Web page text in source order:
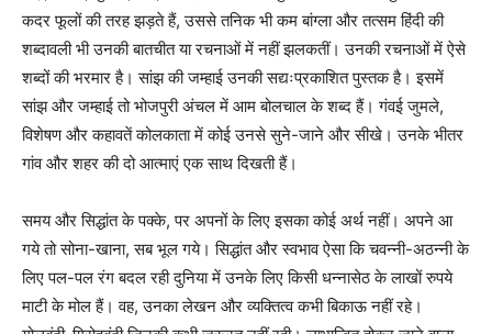
कदर फूलों की तरह झड़ते हैं, उससे तनिक भी कम बांग्ला और तत्सम हिंदी की
शब्दावली भी उनकी बातचीत या रचनाओं में नहीं झलकतीं। उनकी रचनाओं में ऐसे
शब्दों की भरमार है। सांझ की जम्हाई उनकी सद्यःप्रकाशित पुस्तक है। इसमें
सांझ और जम्हाई तो भोजपुरी अंचल में आम बोलचाल के शब्द हैं। गंवई जुमले,
विशेषण और कहावतें कोलकाता में कोई उनसे सुने-जाने और सीखे। उनके भीतर
गांव और शहर की दो आत्माएं एक साथ दिखती हैं।
समय और सिद्धांत के पक्के, पर अपनों के लिए इसका कोई अर्थ नहीं। अपने आ
गये तो सोना-खाना, सब भूल गये। सिद्धांत और स्वभाव ऐसा कि चवन्नी-अठन्नी के
लिए पल-पल रंग बदल रही दुनिया में उनके लिए किसी धन्नासेठ के लाखों रुपये
माटी के मोल हैं। वह, उनका लेखन और व्यक्तित्व कभी बिकाऊ नहीं रहे।